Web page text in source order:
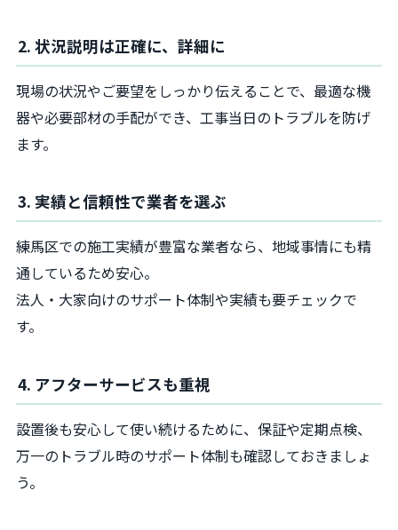
2. 状況説明は正確に、詳細に
現場の状況やご要望をしっかり伝えることで、最適な機
器や必要部材の手配ができ、工事当日のトラブルを防げ
ます。
3. 実績と信頼性で業者を選ぶ
練馬区での施工実績が豊富な業者なら、地域事情にも精
通しているため安心。
法人・大家向けのサポート体制や実績も要チェックで
す。
4. アフターサービスも重視
設置後も安心して使い続けるために、保証や定期点検、
万一のトラブル時のサポート体制も確認しておきましょ
う。